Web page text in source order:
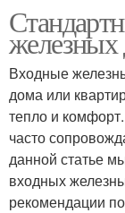
железных
Входные
дома или
тепло и
часто
данной статье
входных
рекомендации